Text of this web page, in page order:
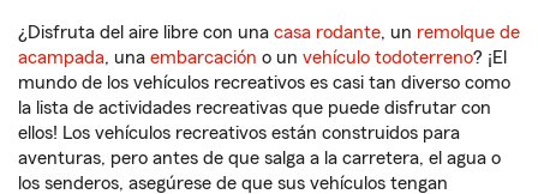
¿Disfruta del aire libre con una casa rodante, un remolque de
acampada, una embarcación o un vehículo todoterreno? ¡El
mundo de los vehículos recreativos es casi tan diverso como
la lista de actividades recreativas que puede disfrutar con
ellos! Los vehículos recreativos están construidos para
aventuras, pero antes de que salga a la carretera, el agua o
los senderos, asegúrese de que sus vehículos tengan